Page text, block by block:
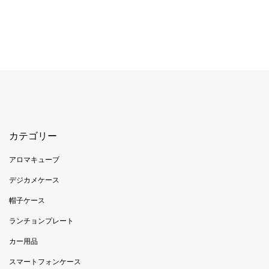
カテゴリー
アロマキューブ
デジカメケース
帽子ケース
ランチョンプレート
カー用品
スマートフォンケース